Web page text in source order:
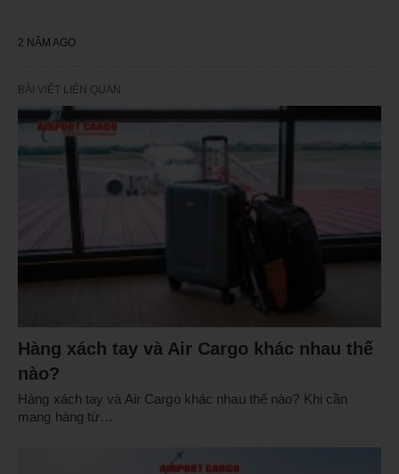
2 NĂM AGO
BÀI VIẾT LIÊN QUAN
Hàng xách tay và Air Cargo khác nhau thế
nào?
Hàng xách tay và Air Cargo khác nhau thế nào? Khi cần
mang hàng từ…